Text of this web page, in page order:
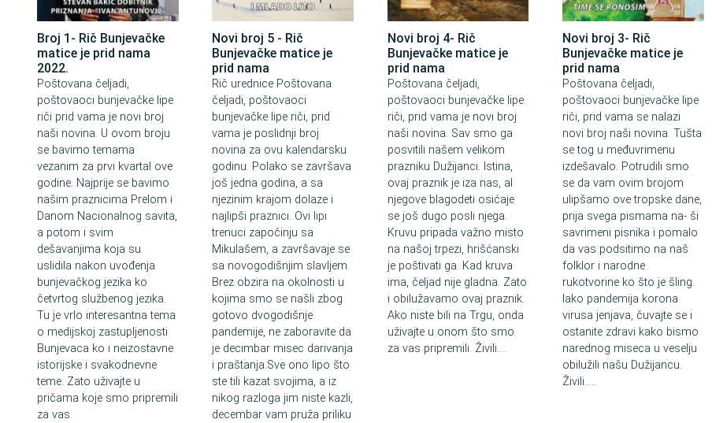
Broj 1- Rič Bunjevačke
matice je prid nama
2022.
Poštovana čeljadi,
poštovaoci bunjevačke lipe
riči prid vama je novi broj
naši novina. U ovom broju
se bavimo temama
vezanim za prvi kvartal ove
godine. Najprije se bavimo
našim praznicima Prelom i
Danom Nacionalnog savita,
a potom i svim
dešavanjima koja su
uslidila nakon uvođenja
bunjevačkog jezika ko
četvrtog službenog jezika.
Tu je vrlo interesantna tema
o medijskoj zastupljenosti
Bunjevaca ko i neizostavne
istorijske i svakodnevne
teme. Zato uživajte u
pričama koje smo pripremili
za vas.
Novi broj 5 - Rič
Bunjevačke matice je
prid nama
Rič urednice Poštovana
čeljadi, poštovaoci
bunjevačke lipe riči, prid
vama je poslidnji broj
novina za ovu kalendarsku
godinu. Polako se završava
još jedna godina, a sa
njezinim krajom dolaze i
najlipši praznici. Ovi lipi
trenuci započinju sa
Mikulašem, a završavaje se
sa novogodišnjim slavljem.
Brez obzira na okolnosti u
kojima smo se našli zbog
gotovo dvogodišnje
pandemije, ne zaboravite da
je decimbar misec darivanja
i praštanja.Sve ono lipo što
ste tili kazat svojima, a iz
nikog razloga jim niste kazli,
decembar vam pruža priliku
Novi broj 4- Rič
Bunjevačke matice je
prid nama
Poštovana čeljadi,
poštovaoci bunjevačke lipe
riči, prid vama je novi broj
naši novina. Sav smo ga
posvitili našem velikom
prazniku Dužijanci. Istina,
ovaj praznik je iza nas, al
njegove blagodeti osićaje
se još dugo posli njega.
Kruvu pripada važno misto
na našoj trpezi, hrišćanski
je poštivati ga. Kad kruva
ima, čeljad nije gladna. Zato
i obilužavamo ovaj praznik.
Ako niste bili na Trgu, onda
uživajte u onom što smo
za vas pripremili. Živili....
Novi broj 3- Rič
Bunjevačke matice je
prid nama
Poštovana čeljadi,
poštovaoci bunjevačke lipe
riči, prid vama se nalazi
novi broj naši novina. Tušta
se tog u međuvrimenu
izdešavalo. Potrudili smo
se da vam ovim brojom
ulipšamo ove tropske dane,
prija svega pismama na- ši
savrimeni pisnika i pomalo
da vas podsitimo na naš
folklor i narodne
rukotvorine ko što je šling.
Iako pandemija korona
virusa jenjava, čuvajte se i
ostanite zdravi kako bismo
narednog miseca u veselju
obilužili našu Dužijancu.
Živili.....